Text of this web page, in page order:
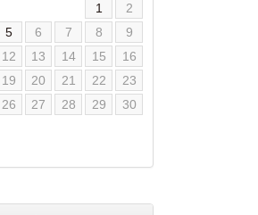
1
2
5 6 7 8
9
12 13 14 15
16
19 20 21 22
23
26 27 28 29
30